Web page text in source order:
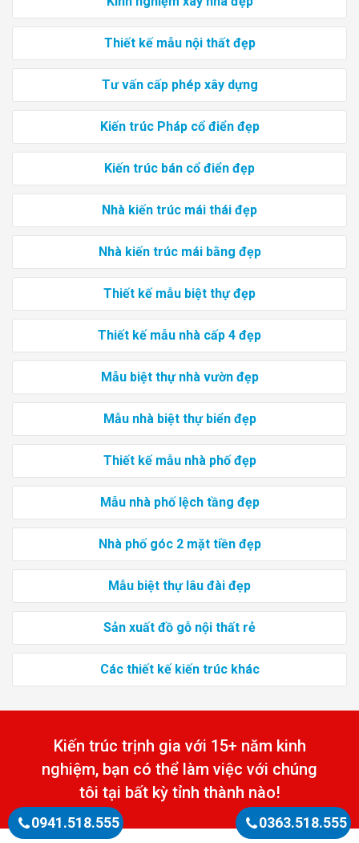
Thiết kế mẫu nội thất đẹp
Tư vấn cấp phép xây dựng
Kiến trúc Pháp cổ điển đẹp
Kiến trúc bán cổ điển đẹp
Nhà kiến trúc mái thái đẹp
Nhà kiến trúc mái bằng đẹp
Thiết kế mẫu biệt thự đẹp
Thiết kế mẫu nhà cấp 4 đẹp
Mẫu biệt thự nhà vườn đẹp
Mẫu nhà biệt thự biển đẹp
Thiết kế mẫu nhà phố đẹp
Mẫu nhà phố lệch tầng đẹp
Nhà phố góc 2 mặt tiền đẹp
Mẫu biệt thự lâu đài đẹp
Sản xuất đồ gỗ nội thất rẻ
Các thiết kế kiến trúc khác
Kiến trúc trịnh gia với 15+ năm kinh
nghiệm, bạn có thể làm việc với chúng
tôi tại bất kỳ tỉnh thành nào!
0941.518.555 0363.518.555